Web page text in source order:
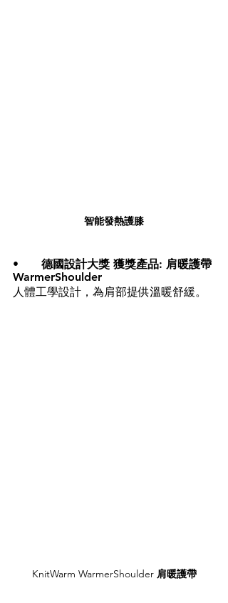
智能發熱護膝
德國設計大獎 獲獎產品: 肩暖護帶
WarmerShoulder
人體工學設計，為肩部提供溫暖舒緩。
KnitWarm WarmerShoulder 肩暖護帶